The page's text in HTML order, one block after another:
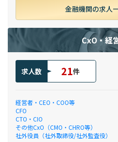
金融機関の求人
CxO・経
求人数 21件
経営者・CEO・COO等
CFO
CTO・CIO
その他CxO（CMO・CHRO等）
社外役員（社外取締役/社外監査役）